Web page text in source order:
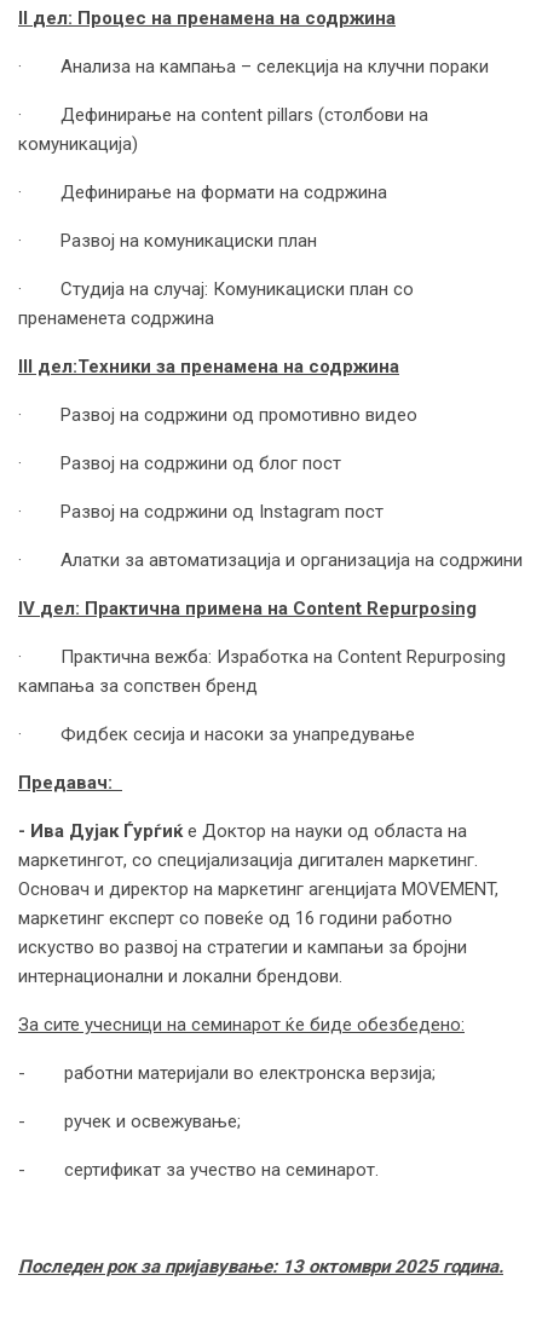
II дел: Процес на пренамена на содржина
· Анализа на кампања – селекција на клучни пораки
· Дефинирање на content pillars (столбови на
комуникација)
· Дефинирање на формати на содржина
· Развој на комуникациски план
· Студија на случај: Комуникациски план со
пренаменета содржина
III дел:Техники за пренамена на содржина
· Развој на содржини од промотивно видео
· Развој на содржини од блог пост
· Развој на содржини од Instagram пост
· Алатки за автоматизација и организација на содржини
IV дел: Практична примена на Content Repurposing
· Практична вежба: Изработка на Content Repurposing
кампања за сопствен бренд
· Фидбек сесија и насоки за унапредување
Предавач:
- Ива Дујак Ѓурѓиќe Доктор на науки од областа на
маркетингот, со специјализација дигитален маркетинг.
Основач и директор на маркетинг агенцијата MOVEMENT,
маркетинг експерт со повеќе од 16 години работно
искуство во развој на стратегии и кампањи за бројни
интернационални и локални брендови.
За сите учесници на семинарот ќе биде обезбедено:
- работни материјали во електронска верзија;
- ручeк и освежување;
- сертификат за учество на семинарот.
Последен рок за пријавување: 13октомври 2025 година.